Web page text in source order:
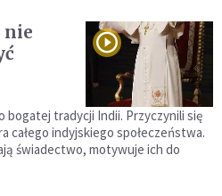
nie
bogatej tradycji Indii. Przyczynili się
całego indyjskiego społeczeństwa.
świadectwo, motywuje ich do